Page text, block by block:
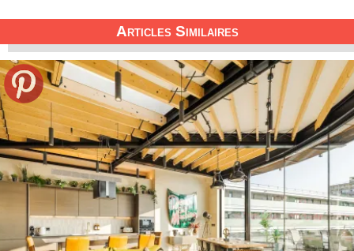
Articles Similaires